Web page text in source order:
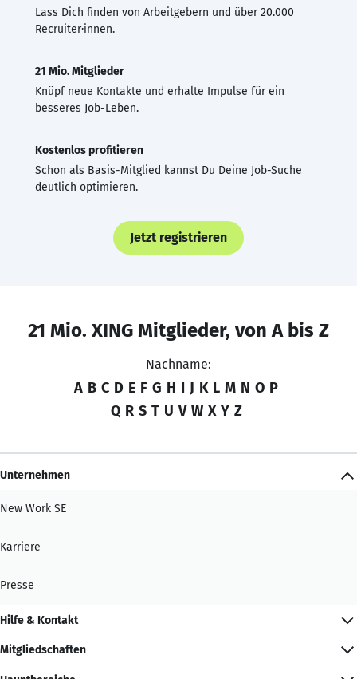
Lass Dich finden von Arbeitgebern und über 20.000
Recruiter·innen.
21 Mio. Mitglieder
Knüpf neue Kontakte und erhalte Impulse für ein
besseres Job-Leben.
Kostenlos profitieren
Schon als Basis-Mitglied kannst Du Deine Job-Suche
deutlich optimieren.
Jetzt registrieren
21 Mio. XING Mitglieder, von A bis Z
Nachname:
A B C D E F G H I J K L M N O P
Q R S T U V W X Y Z
Unternehmen
New Work SE
Karriere
Presse
Hilfe & Kontakt
Mitgliedschaften